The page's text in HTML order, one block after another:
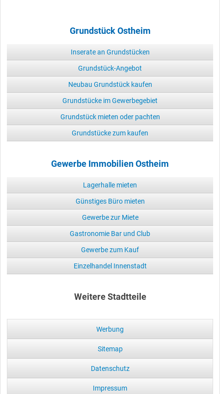
Grundstück Ostheim
Inserate an Grundstücken
Grundstück-Angebot
Neubau Grundstück kaufen
Grundstücke im Gewerbegebiet
Grundstück mieten oder pachten
Grundstücke zum kaufen
Gewerbe Immobilien Ostheim
Lagerhalle mieten
Günstiges Büro mieten
Gewerbe zur Miete
Gastronomie Bar und Club
Gewerbe zum Kauf
Einzelhandel Innenstadt
Weitere Stadtteile
Werbung
Sitemap
Datenschutz
Impressum